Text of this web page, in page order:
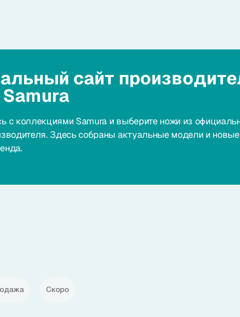
сайт
с коллекциями Samura и выберите ножи из
Здесь собраны актуальные модели и новые
Скоро